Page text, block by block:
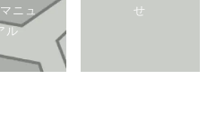
ニュ
ル
せ